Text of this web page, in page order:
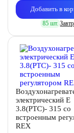
Добавить в
85 шт.
электрический E
3.8(PTC)- 315 со
встроенным
REX